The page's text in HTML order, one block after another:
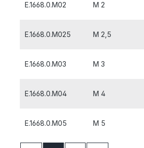
E.1668.0.M02 M 2
E.1668.0.M025 M 2,5
E.1668.0.M03 M 3
E.1668.0.M04 M 4
E.1668.0.M05 M 5